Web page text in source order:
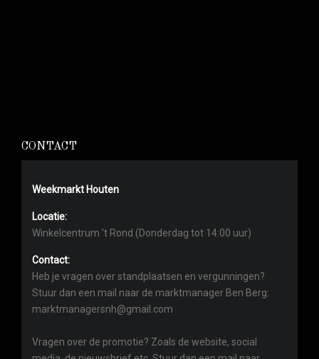
CONTACT
Weekmarkt Houten
Locatie:
Winkelcentrum ’t Rond (Donderdag tot 14:00 uur)
Contact:
Heb je vragen over standplaatsen en vergunningen?
Stuur dan een mail naar de marktmanager Ben Berg:
marktmanagersnh@gmail.com
Vragen over de promotie? Zoals de website, social